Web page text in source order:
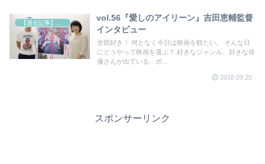
vol.56『愛しのアイリーン』吉田恵輔監督
インタビュー
全部好き！ 何となく今日は映画を観たい。 そんな日
にどうやって映画を選ぶ？ 好きなジャンル、好きな俳
優さんが出ている、ポ...
2018.09.20
スポンサーリンク